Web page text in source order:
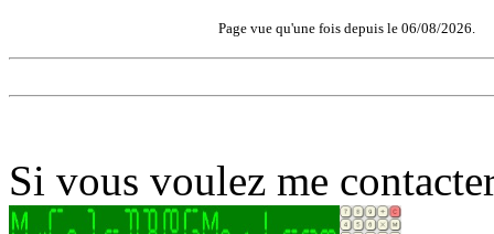
Page vue qu'une fois depuis le 06/08/2026.
Si vous voulez me